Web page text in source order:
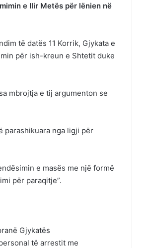
e Ilir Metës për lënien në
të datës 11 Korrik, Gjykata e
për ish-kreun e Shtetit duke
mbrojtja e tij argumenton se
parashikuara nga ligji për
e masës me një formë
për paraqitje”.
Gjykatës
të arrestit me